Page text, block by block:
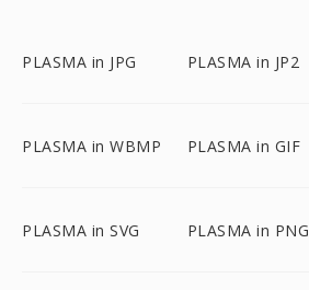
PLASMA in JPG PLASMA in JP2
PLASMA in WBMP PLASMA in GIF
PLASMA in SVG PLASMA in PNG